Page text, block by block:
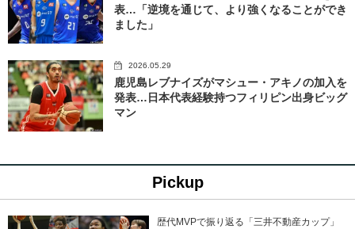
表…「逆境を通じて、より強くなることができ
ました」
2026.05.29
鹿児島レブナイズがマシュー・アキノの加入を
発表…日本代表経験持つフィリピン出身ビッグ
マン
Pickup
歴代MVPで振り返る「三井不動産カップ」